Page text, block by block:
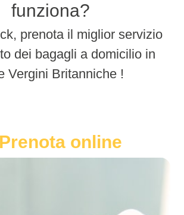
funziona?
prenota il miglior servizio
dei bagagli a domicilio in
Vergini Britanniche !
online